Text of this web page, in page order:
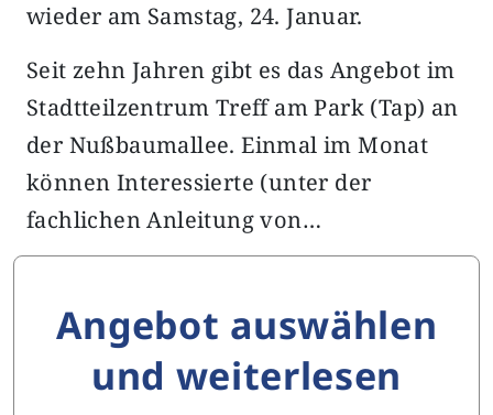
wieder am Samstag, 24. Januar.
Seit zehn Jahren gibt es das Angebot im
Stadtteilzentrum Treff am Park (Tap) an
der Nußbaumallee. Einmal im Monat
können Interessierte (unter der
fachlichen Anleitung von…
Angebot auswählen
und weiterlesen